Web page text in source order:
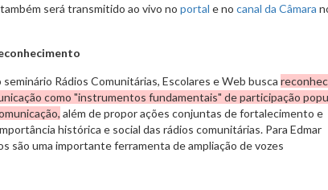
será transmitido ao vivo no portal e no canal da Câmara
Rádios Comunitárias, Escolares e Web busca
como "instrumentos fundamentais" de participação
além de propor ações conjuntas de fortalecimento e
histórica e social das rádios comunitárias. Para Edmar
são uma importante ferramenta de ampliação de vozes